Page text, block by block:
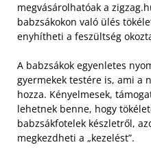
megvásárolhatóak a
babzsákokon való ülés
enyhítheti a feszültség
A babzsákok egyenletes
gyermekek testére is, ami a
hozza. Kényelmesek,
lehetnek benne, hogy
babzsákfotelek készletről,
megkezdheti a „kezelést”.